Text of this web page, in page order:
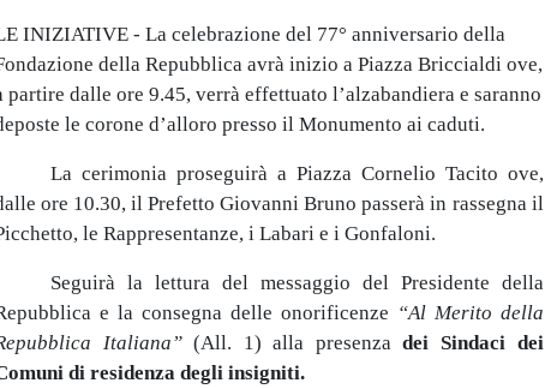
INIZIATIVE - La celebrazione del 77° anniversario della
della Repubblica avrà inizio a Piazza Briccialdi ove,
partire dalle ore 9.45, verrà effettuato l’alzabandiera e saranno
le corone d’alloro presso il Monumento ai caduti.
La cerimonia proseguirà a Piazza Cornelio Tacito ove,
ore 10.30, il Prefetto Giovanni Bruno passerà in rassegna il
le Rappresentanze, i Labari e i Gonfaloni.
Seguirà la lettura del messaggio del Presidente della
e la consegna delle onorificenze “Al Merito della
Italiana”(All. 1) alla presenzadei Sindaci dei
di residenza degli insigniti.